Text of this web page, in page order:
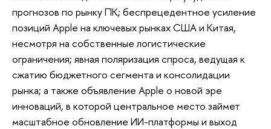
прогнозов по рынку ПК; беспрецедентное усиление
позиций Apple на ключевых рынках США и Китая,
несмотря на собственные логистические
ограничения; явная поляризация спроса, ведущая к
сжатию бюджетного сегмента и консолидации
рынка; а также объявление Apple о новой эре
инноваций, в которой центральное место займет
масштабное обновление ИИ-платформы и выход